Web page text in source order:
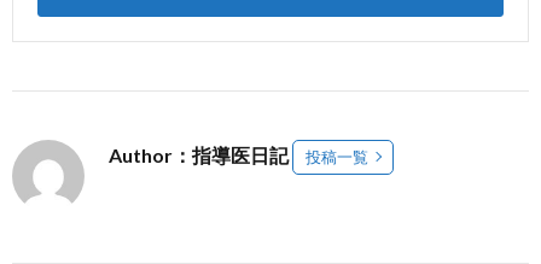
Author：指導医日記 投稿一覧